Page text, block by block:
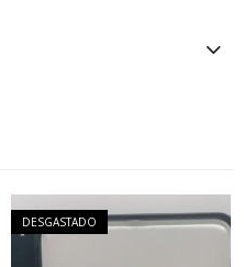
DESGASTADO